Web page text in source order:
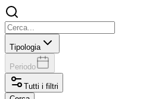
Tipologia
Periodo
Tutti i filtri